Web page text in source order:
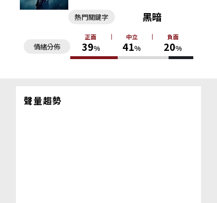
情緒分佈
正面
39%
中立
41%
負面
20%
熱門關鍵字 黑暗
聲量趨勢